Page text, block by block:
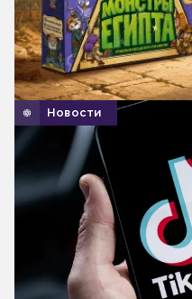
Новости